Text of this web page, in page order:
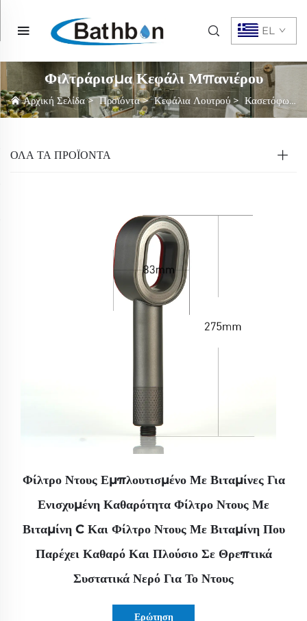
EL
Φιλτράρισμα Κεφάλι Μπανιέρου
Αρχική Σελίδα>Προϊόντα>Κεφάλια Λουτρού> Κασετόφωνο Μπάνιο
ΌΛΑ ΤΑ ΠΡΟΪΟΝΤΑ
Φίλτρο Ντους Εμπλουτισμένο Με Βιταμίνες Για
Ενισχυμένη Καθαρότητα Φίλτρο Ντους Με
Βιταμίνη C Και Φίλτρο Ντους Με Βιταμίνη Που
Παρέχει Καθαρό Και Πλούσιο Σε Θρεπτικά
Συστατικά Νερό Για Το Ντους
Ερώτηση